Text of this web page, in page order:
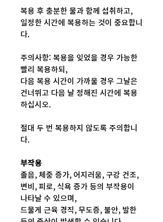
복용 후 충분한 물과 함께 섭취하고,
일정한 시간에 복용하는 것이 중요합니
다.
주의사항: 복용을 잊었을 경우 가능한
빨리 복용하되,
다음 복용 시간이 가까울 경우 그날은
건너뛰고 다음 날 정해진 시간에 복용
하십시오.
절대 두 번 복용하지 않도록 주의합니
다.
부작용
졸음, 체중 증가, 어지러움, 구강 건조,
변비, 피로, 식욕 증가 등의 부작용이
나타날 수 있으며,
드물게 근육 경직, 무도증, 불안, 발한